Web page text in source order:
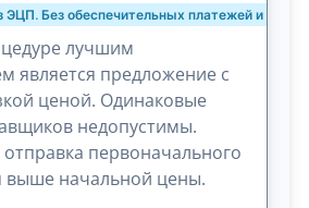
ЭЦП. Без обеспечительных платежей и
лучшим
является предложение с
ценой. Одинаковые
недопустимы.
отправка первоначального
выше начальной цены.